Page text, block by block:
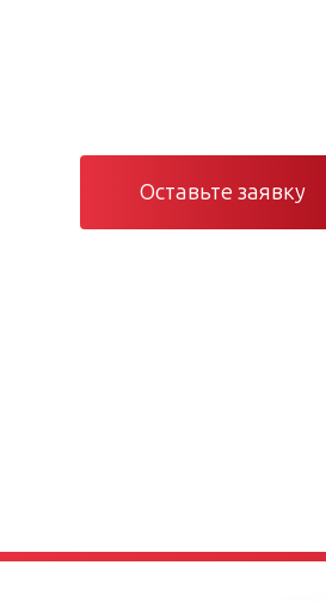
Оставьте заявку